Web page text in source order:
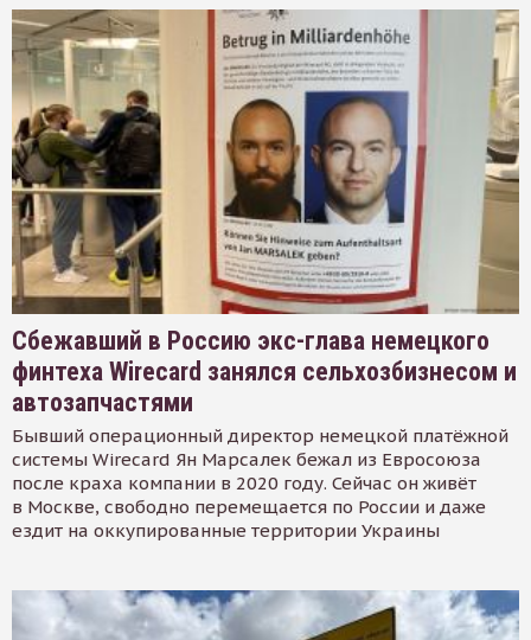
Сбежавший в Россию экс-глава немецкого
финтеха Wirecard занялся сельхозбизнесом и
автозапчастями
Бывший операционный директор немецкой платёжной
системы Wirecard Ян Марсалек бежал из Евросоюза
после краха компании в 2020 году. Сейчас он живёт
в Москве, свободно перемещается по России и даже
ездит на оккупированные территории Украины